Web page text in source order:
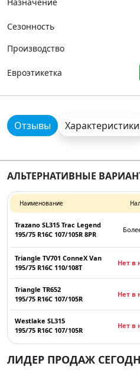
Сезонность
Производство
Евроэтикетка
Отзывы Характеристики
АЛЬТЕРНАТИВНЫЕ
Наименование
Trazano SL315 Trac Legend
195/75 R16C 107/105R 8PR
Triangle TV701 ConneX Van
195/75 R16C 110/108T
Нет в
Triangle TR652
195/75 R16C 107/105R
Нет в
Westlake SL315
195/75 R16C 107/105R
Нет в
ЛИДЕР ПРОДАЖ